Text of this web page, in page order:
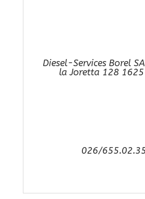
Diesel-Services Borel
la Joretta 128 1625
026/